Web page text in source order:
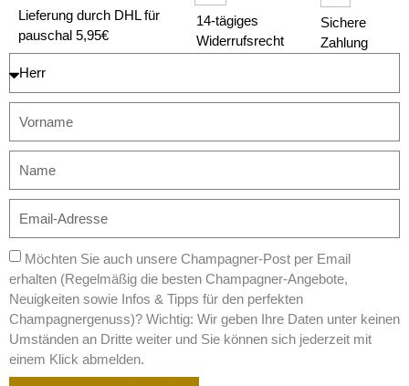
Lieferung durch DHL für
pauschal 5,95€
14-tägiges
Widerrufsrecht
Sichere
Zahlung
Möchten Sie auch unsere Champagner-Post per Email
erhalten (Regelmäßig die besten Champagner-Angebote,
Neuigkeiten sowie Infos & Tipps für den perfekten
Champagnergenuss)? Wichtig: Wir geben Ihre Daten unter keinen
Umständen an Dritte weiter und Sie können sich jederzeit mit
einem Klick abmelden.